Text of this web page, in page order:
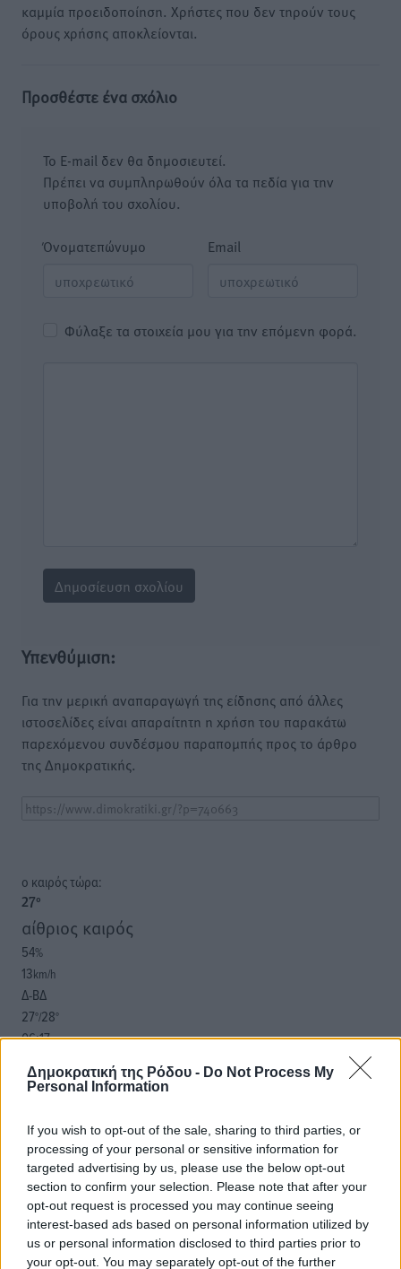
Δημοκρατική της Ρόδου - Do Not Process My
Personal Information
If you wish to opt-out of the sale, sharing to third parties, or
processing of your personal or sensitive information for
targeted advertising by us, please use the below opt-out
section to confirm your selection. Please note that after your
opt-out request is processed you may continue seeing
interest-based ads based on personal information utilized by
us or personal information disclosed to third parties prior to
your opt-out. You may separately opt-out of the further
καμμία προειδοποίηση. Χρήστες που δεν τηρούν τους
όρους χρήσης αποκλείονται.
Προσθέστε ένα σχόλιο
Το E-mail δεν θα δημοσιευτεί.
Πρέπει να συμπληρωθούν όλα τα πεδία για την
υποβολή του σχολίου.
Όνοματεπώνυμο Email
Φύλαξε τα στοιχεία μου για την επόμενη φορά.
Υπενθύμιση:
Για την μερική αναπαραγωγή της είδησης από άλλες
ιστοσελίδες είναι απαραίτητη η χρήση του παρακάτω
παρεχόμενου συνδέσμου παραπομπής προς το άρθρο
της Δημοκρατικής.
o καιρός τώρα:
27°
αίθριος καιρός
54%
13km/h
Δ-ΒΔ
27°/28°
06:17
πρόγνωση:
ΠΑ
28°
ΣΑ
29°
ΚΥ
29°
ΔΕ